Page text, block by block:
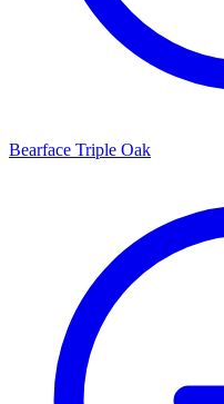
Bearface Triple Oak